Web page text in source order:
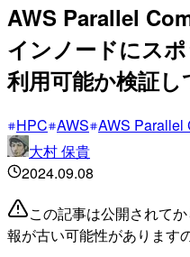
AWS Parallel
インノードにス
利用可能か検証し
HPC AWS AWS Parallel
大村 保貴
2024.09.08
この記事は公開されて
報が古い可能性があります